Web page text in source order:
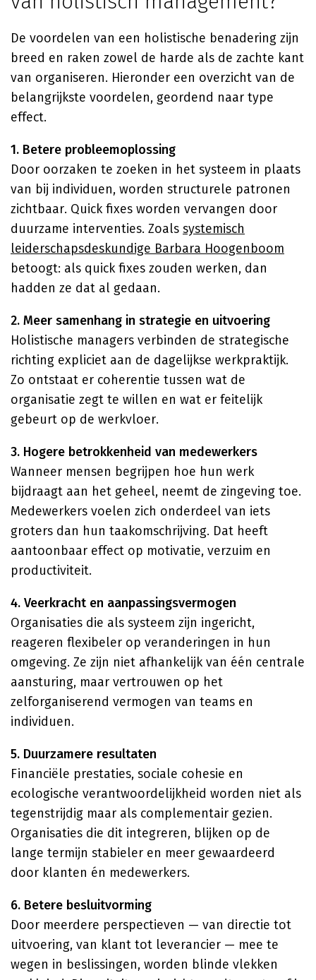
De voordelen van een holistische benadering zijn
breed en raken zowel de harde als de zachte kant
van organiseren. Hieronder een overzicht van de
belangrijkste voordelen, geordend naar type
effect.
1. Betere probleemoplossing
Door oorzaken te zoeken in het systeem in plaats
van bij individuen, worden structurele patronen
zichtbaar. Quick fixes worden vervangen door
duurzame interventies. Zoals systemisch
leiderschapsdeskundige Barbara Hoogenboom
betoogt: als quick fixes zouden werken, dan
hadden ze dat al gedaan.
2. Meer samenhang in strategie en uitvoering
Holistische managers verbinden de strategische
richting expliciet aan de dagelijkse werkpraktijk.
Zo ontstaat er coherentie tussen wat de
organisatie zegt te willen en wat er feitelijk
gebeurt op de werkvloer.
3. Hogere betrokkenheid van medewerkers
Wanneer mensen begrijpen hoe hun werk
bijdraagt aan het geheel, neemt de zingeving toe.
Medewerkers voelen zich onderdeel van iets
groters dan hun taakomschrijving. Dat heeft
aantoonbaar effect op motivatie, verzuim en
productiviteit.
4. Veerkracht en aanpassingsvermogen
Organisaties die als systeem zijn ingericht,
reageren flexibeler op veranderingen in hun
omgeving. Ze zijn niet afhankelijk van één centrale
aansturing, maar vertrouwen op het
zelforganiserend vermogen van teams en
individuen.
5. Duurzamere resultaten
Financiële prestaties, sociale cohesie en
ecologische verantwoordelijkheid worden niet als
tegenstrijdig maar als complementair gezien.
Organisaties die dit integreren, blijken op de
lange termijn stabieler en meer gewaardeerd
door klanten én medewerkers.
6. Betere besluitvorming
Door meerdere perspectieven — van directie tot
uitvoering, van klant tot leverancier — mee te
wegen in beslissingen, worden blinde vlekken